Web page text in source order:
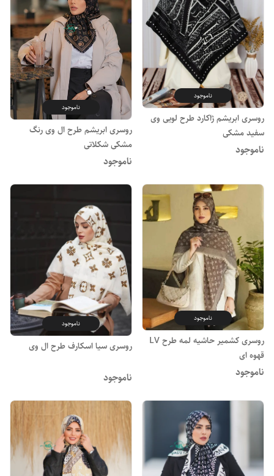
ناموجود
روسری ابریشم ژاکارد طرح لویی وی
سفید مشکی
ناموجود
ناموجود
روسری ابریشم طرح ال وی رنگ
مشکی شکلاتی
ناموجود
ناموجود
روسری کشمیر حاشیه لمه طرح LV
قهوه ای
ناموجود
ناموجود
روسری سیا اسکارف طرح ال وی
ناموجود